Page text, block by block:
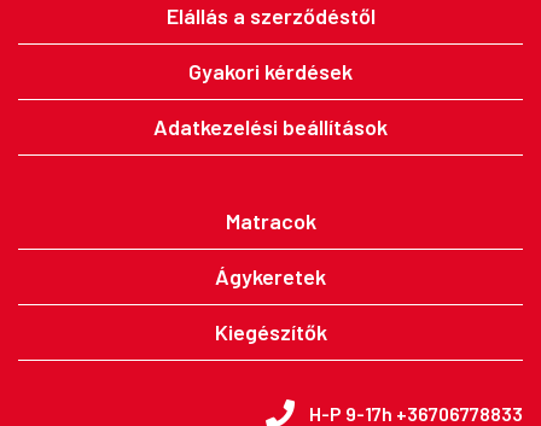
Elállás a szerződéstől
Gyakori kérdések
Adatkezelési beállítások
Matracok
Ágykeretek
Kiegészítők
H-P 9-17h +36706778833